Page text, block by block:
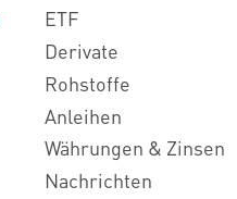
ETF
Derivate
Rohstoffe
Anleihen
Währungen & Zinsen
Nachrichten